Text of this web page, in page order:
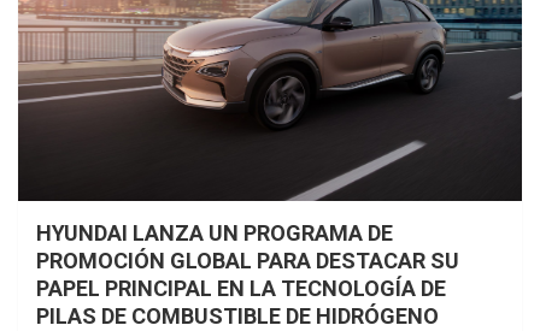
HYUNDAI LANZA UN PROGRAMA DE
PROMOCIÓN GLOBAL PARA DESTACAR SU
PAPEL PRINCIPAL EN LA TECNOLOGÍA DE
PILAS DE COMBUSTIBLE DE HIDRÓGENO